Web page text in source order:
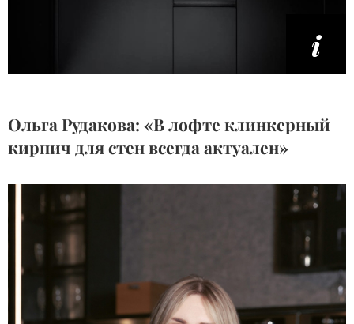
Ольга Рудакова: «В лофте клинкерный
кирпич для стен всегда актуален»